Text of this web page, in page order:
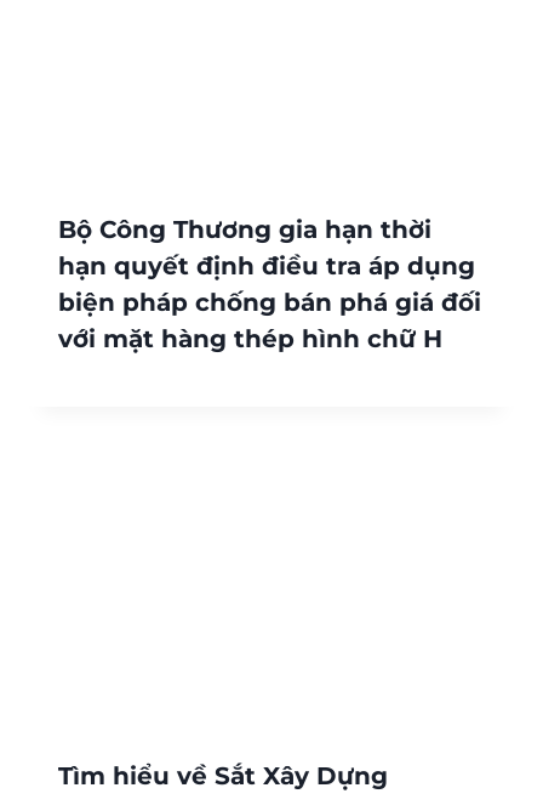
Bộ Công Thương gia hạn thời
hạn quyết định điều tra áp dụng
biện pháp chống bán phá giá đối
với mặt hàng thép hình chữ H
Tìm hiểu về Sắt Xây Dựng